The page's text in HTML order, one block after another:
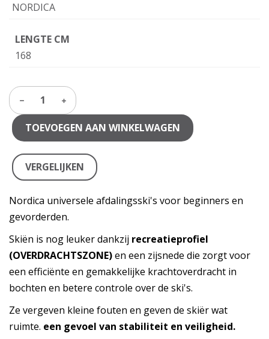
NORDICA
LENGTE CM
168
1
TOEVOEGEN AAN WINKELWAGEN
VERGELIJKEN
Nordica universele afdalingsski's voor beginners en
gevorderden.
Skiën is nog leuker dankzij recreatieprofiel
(OVERDRACHTSZONE)en een zijsnede die zorgt voor
een efficiënte en gemakkelijke krachtoverdracht in
bochten en betere controle over de ski's.
Ze vergeven kleine fouten en geven de skiër wat
ruimte. een gevoel van stabiliteit en veiligheid.